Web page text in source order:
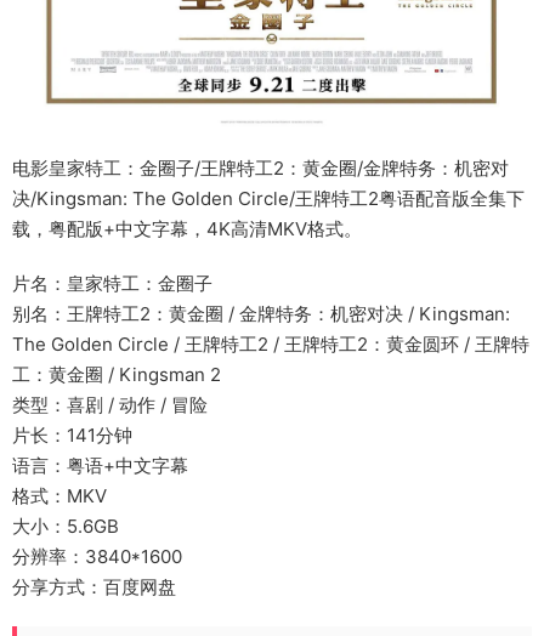
电影皇家特工：金圈子/王牌特工2：黄金圈/金牌特务：机密对
决/Kingsman: The Golden Circle/王牌特工2粤语配音版全集下
载，粤配版+中文字幕，4K高清MKV格式。
片名：皇家特工：金圈子
别名：王牌特工2：黄金圈 / 金牌特务：机密对决 / Kingsman:
The Golden Circle / 王牌特工2 / 王牌特工2：黄金圆环 / 王牌特
工：黄金圈 / Kingsman 2
类型：喜剧 / 动作 / 冒险
片长：141分钟
语言：粤语+中文字幕
格式：MKV
大小：5.6GB
分辨率：3840*1600
分享方式：百度网盘